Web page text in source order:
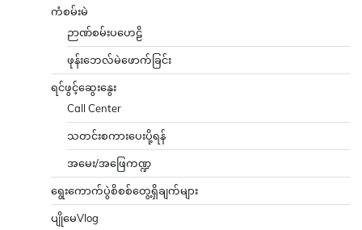
ကံစမ်းမဲ
ဉာဏ်စမ်းပဟေဠိ
ဖုန်းဘေလ်မဲဖောက်ခြင်း
ရင်ဖွင့်ဆွေးနွေး
Call Center
သတင်းစကားပေးပို့ရန်
အမေး/အဖြေကဏ္ဍ
ရွေးကောက်ပွဲစိစစ်တွေ့ရှိချက်များ
ပျိုမေVlog